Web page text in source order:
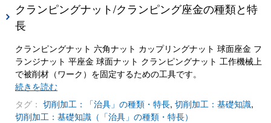
クランピングナット/クランピング座金の種類と特
長
クランピングナット 六角ナット カップリングナット 球面座金 フ
ランジナット 平座金 球面ナット クランピングナット 工作機械上
で被削材（ワーク）を固定するための工具です。
続きを読む
タグ： 切削加工：「治具」の種類・特長, 切削加工：基礎知識,
切削加工：基礎知識（「治具」の種類・特長）